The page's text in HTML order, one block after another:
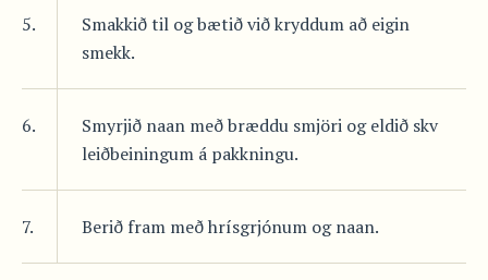
5.
Smakkið til og bætið við kryddum að eigin
smekk.
6.
Smyrjið naan með bræddu smjöri og eldið skv
leiðbeiningum á pakkningu.
7. Berið fram með hrísgrjónum og naan.